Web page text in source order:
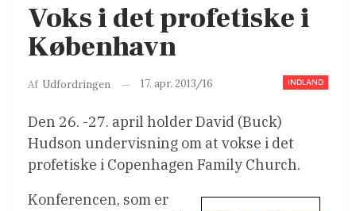
Voks i det profetiske i
København
INDLAND
Af Udfordringen 17. apr. 2013/16
Den 26. -27. april holder David (Buck)
Hudson undervisning om at vokse i det
profetiske i Copenhagen Family Church.
Konferencen, som er